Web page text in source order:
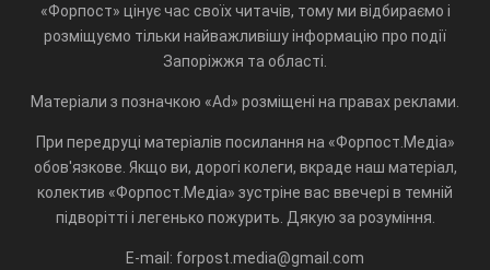
«Форпост» цінує час своїх читачів, тому ми відбираємо і
розміщуємо тільки найважливішу інформацію про події
Запоріжжя та області.
Матеріали з позначкою «Ad» розміщені на правах реклами.
При передруці матеріалів посилання на «Форпост.Медіа»
обов'язкове. Якщо ви, дорогі колеги, вкраде наш матеріал,
колектив «Форпост.Медіа» зустріне вас ввечері в темній
підворітті і легенько пожурить. Дякую за розуміння.
E-mail: forpost.media@gmail.com